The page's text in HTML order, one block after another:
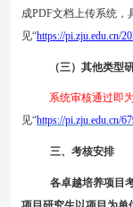
成PDF文档上传系统 ，
见“https://pi.zju.edu.cn/
（三） 其他类型
系统审核通过即
见“https://pi.zju.edu.cn/
三、考核安排
各卓越培养项目